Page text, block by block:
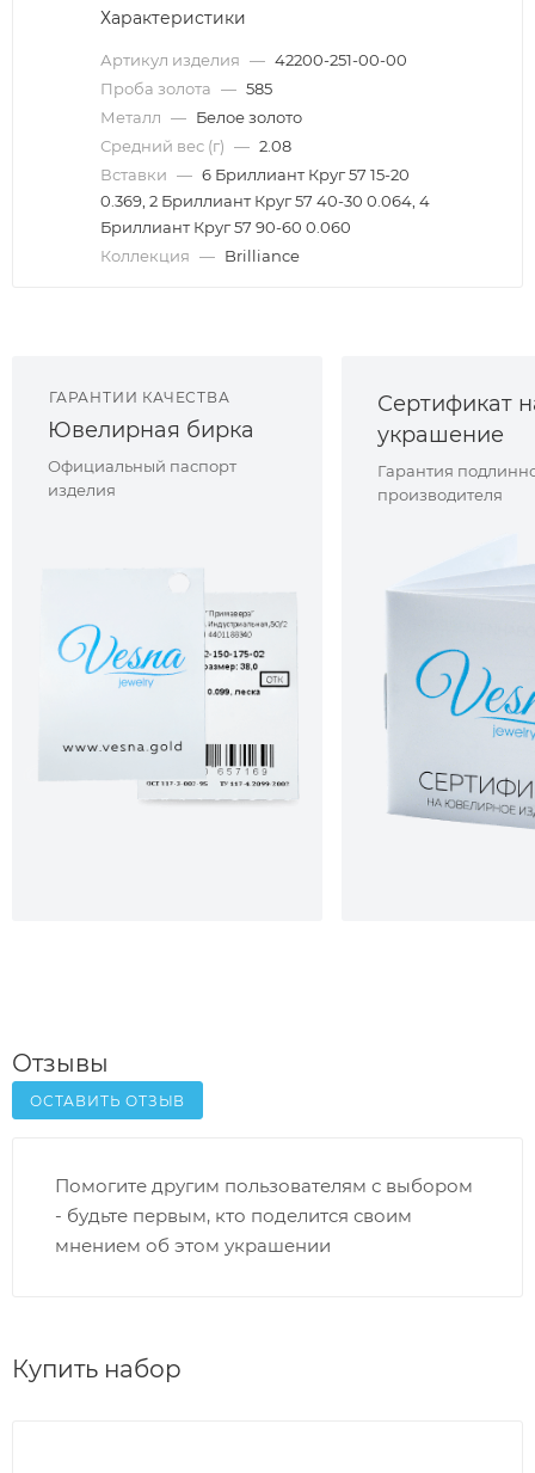
Характеристики
Артикул изделия — 42200-251-00-00
Проба золота — 585
Металл — Белое золото
Средний вес (г) — 2.08
Вставки — 6 Бриллиант Круг 57 15-20
0.369, 2 Бриллиант Круг 57 40-30 0.064, 4
Бриллиант Круг 57 90-60 0.060
Коллекция — Brilliance
ГАРАНТИИ КАЧЕСТВА
Ювелирная бирка
Официальный паспорт
изделия
Сертификат
украшение
Гарантия
производителя
Отзывы
ОСТАВИТЬ ОТЗЫВ
Помогите другим пользователям с выбором
- будьте первым, кто поделится своим
мнением об этом украшении
Купить набор